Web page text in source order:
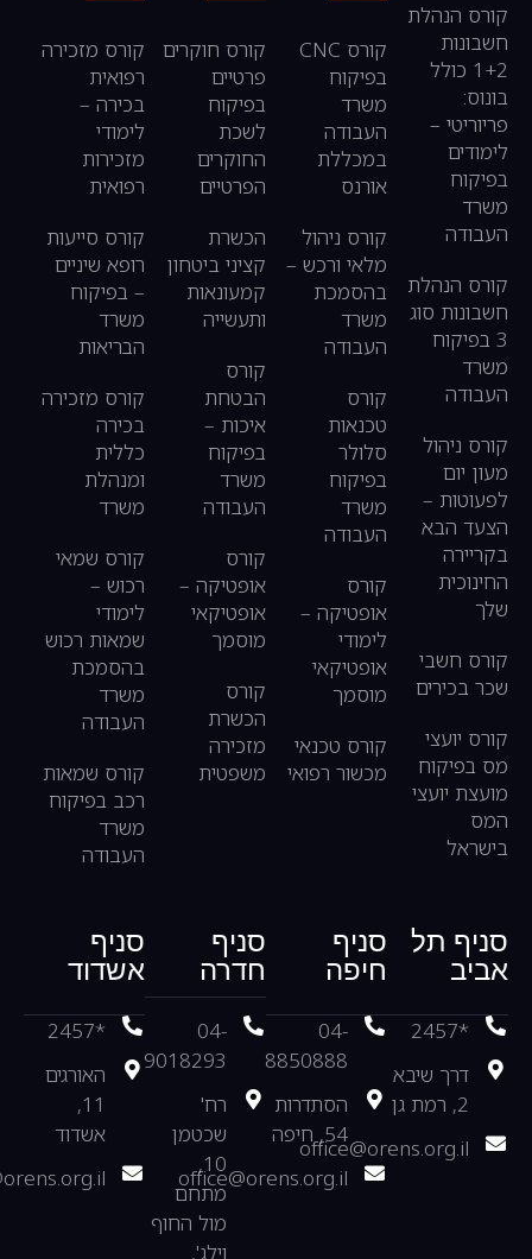
קורס הנהלת
חשבונות
1+2 כולל
בונוס:
פריוריטי –
לימודים
בפיקוח
משרד
העבודה
קורס הנהלת
חשבונות סוג
3 בפיקוח
משרד
העבודה
קורס ניהול
מעון יום
לפעוטות –
הצעד הבא
בקריירה
החינוכית
שלך
קורס חשבי
שכר בכירים
קורס יועצי
מס בפיקוח
מועצת יועצי
המס
בישראל
קורס CNC
בפיקוח
משרד
העבודה
במכללת
אורנס
קורס ניהול
מלאי ורכש –
בהסמכת
משרד
העבודה
קורס
טכנאות
סלולר
בפיקוח
משרד
העבודה
קורס
אופטיקה –
לימודי
אופטיקאי
מוסמך
קורס טכנאי
מכשור רפואי
קורס חוקרים
פרטיים
בפיקוח
לשכת
החוקרים
הפרטיים
הכשרת
קציני ביטחון
קמעונאות
ותעשייה
קורס
הבטחת
איכות –
בפיקוח
משרד
העבודה
קורס
אופטיקה –
אופטיקאי
מוסמך
קורס
הכשרת
מזכירה
משפטית
קורס מזכירה
רפואית
בכירה –
לימודי
מזכירות
רפואית
קורס סייעות
רופא שיניים
– בפיקוח
משרד
הבריאות
קורס מזכירה
בכירה
כללית
ומנהלת
משרד
קורס שמאי
רכוש –
לימודי
שמאות רכוש
בהסמכת
משרד
העבודה
קורס שמאות
רכב בפיקוח
משרד
העבודה
סניף
אשדוד
*2457
האורגים
11,
אשדוד
סניף
חדרה
04-
9018293
רח'
שכטמן
10,
מתחם
מול החוף
וילג',
סניף
חיפה
04-
8850888
הסתדרות
54, חיפה
office@orens.org.il
סניף תל
אביב
*2457
דרך שיבא
2, רמת גן
office@orens.org.il